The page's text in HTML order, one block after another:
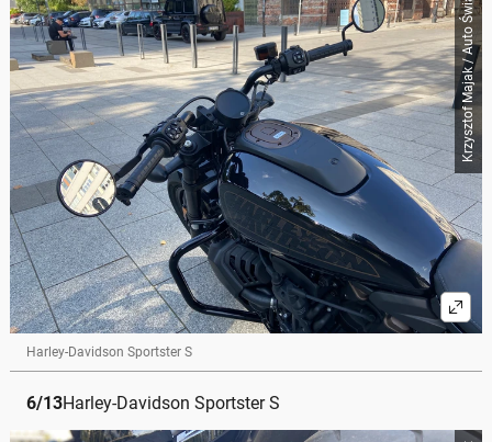
Krzysztof Majak / Auto Świat
Harley-Davidson Sportster S
6/13Harley-Davidson Sportster S